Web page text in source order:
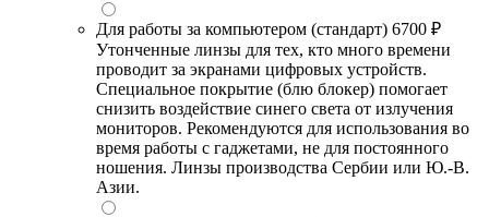
Для работы за компьютером (стандарт) 6700 ₽
Утонченные линзы для тех, кто много времени
проводит за экранами цифровых устройств.
Специальное покрытие (блю блокер) помогает
снизить воздействие синего света от излучения
мониторов. Рекомендуются для использования во
время работы с гаджетами, не для постоянного
ношения. Линзы производства Сербии или Ю.-В.
Азии.